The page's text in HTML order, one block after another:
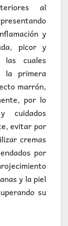
al
y
picor y
las cuales
la primera
marrón,
por lo
cuidados
evitar por
cremas
por
y la piel
su